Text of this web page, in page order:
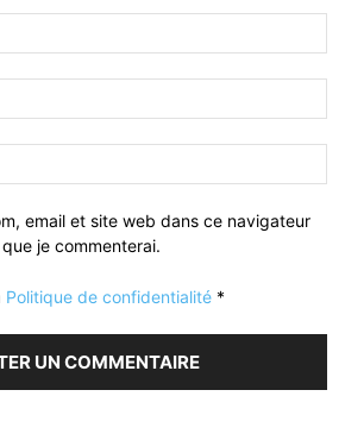
email et site web dans ce navigateur
je commenterai.
Politique de confidentialité *